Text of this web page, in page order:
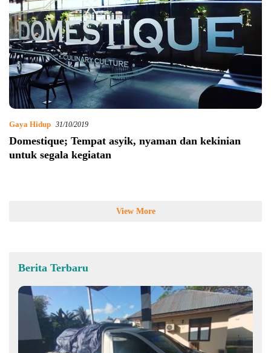
Gaya Hidup 31/10/2019
Domestique; Tempat asyik, nyaman dan kekinian
untuk segala kegiatan
View More
Berita Terbaru